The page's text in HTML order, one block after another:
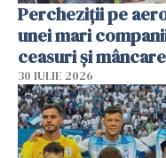
Percheziții pe
unei mari
ceasuri și
30 IULIE 2026